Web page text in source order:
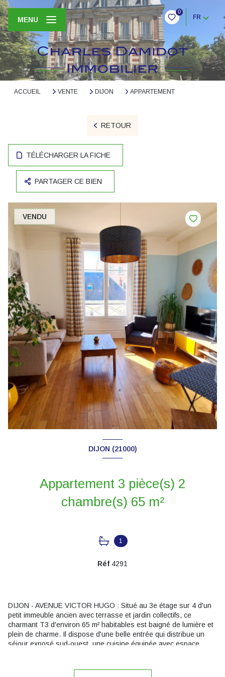
0
FR
MENU
ACCUEIL VENTE DIJON APPARTEMENT
RETOUR
TÉLÉCHARGER LA FICHE
PARTAGER CE BIEN
VENDU
DIJON (21000)
Appartement 3 pièce(s) 2
chambre(s) 65 m²
1
Réf 4291
DIJON - AVENUE VICTOR HUGO : Situé au 3e étage sur 4 d'un
petit immeuble ancien avec terrasse et jardin collectifs, ce
charmant T3 d'environ 65 m² habitables est baigné de lumière et
plein de charme. Il dispose d'une belle entrée qui distribue un
séjour exposé sud-ouest, une cuisine équipée avec espace
prestations actuelles : double-vitrage PVC, tableau électrique aux